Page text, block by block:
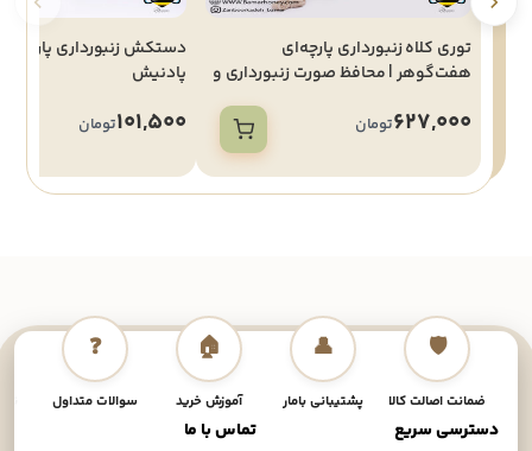
توری کلاه زنبورداری پارچه‌ای
هفت‌گوهر | محافظ صورت زنبورداری و
627,000تومان
دستکش زنبورداری پارچه
پادنیش
101,500تومان
🛡️
ضمانت اصالت کالا
👤
پشتیبانی بامار
🏠
آموزش خرید
❓
سوالات متداول
دسترسی سریع تماس با ما